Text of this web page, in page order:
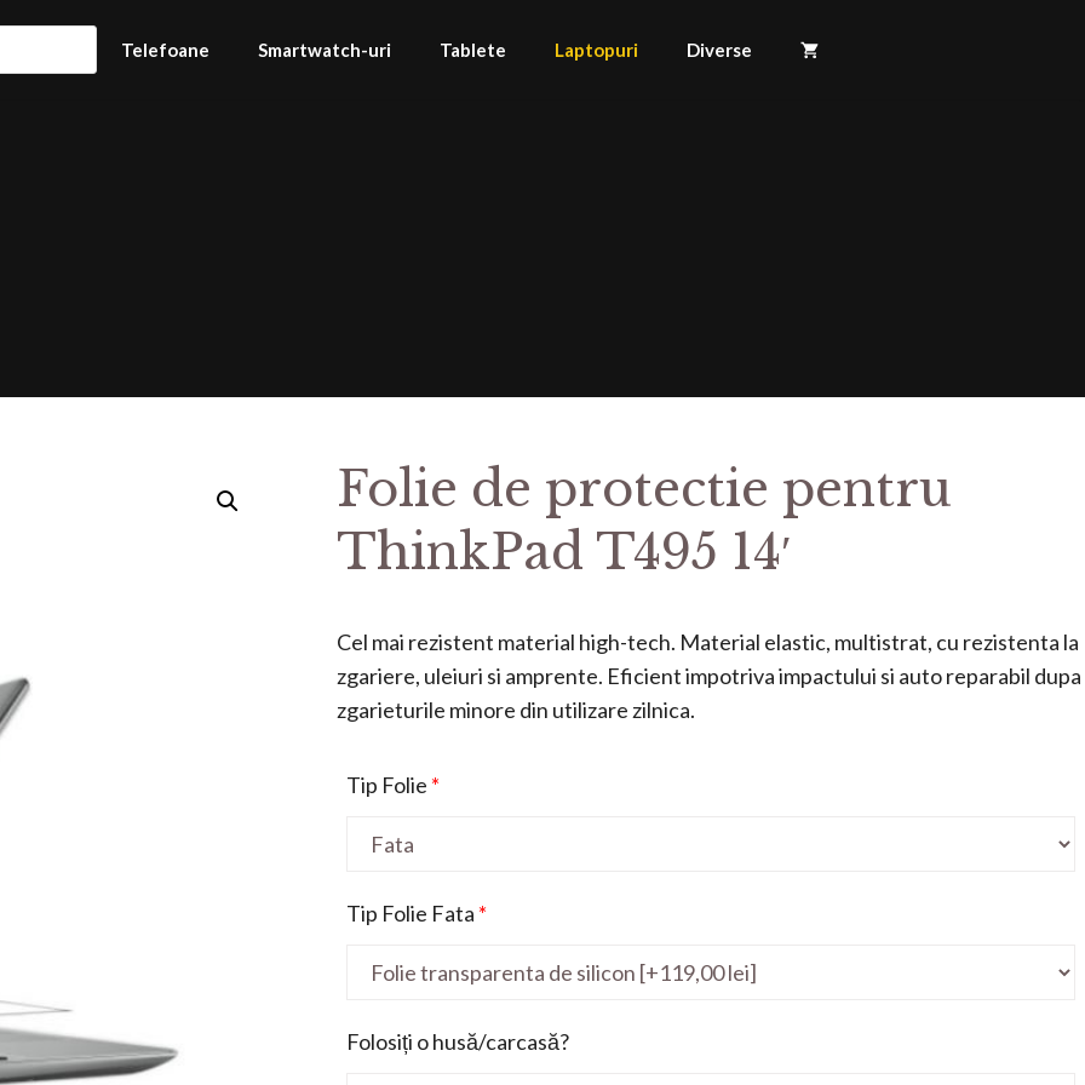
Telefoane Smartwatch-uri Tablete Laptopuri Diverse
Folie de protectie pentru
ThinkPad T495 14′
Cel mai rezistent material high-tech. Material elastic, multistrat, cu rezistenta la
zgariere, uleiuri si amprente. Eficient impotriva impactului si auto reparabil dupa
zgarieturile minore din utilizare zilnica.
Tip Folie *
Tip Folie Fata *
Folosiți o husă/carcasă?